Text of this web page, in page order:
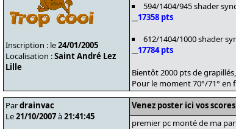
Inscription : le24/01/2005
Localisation :Saint André Lez
Lille
594/1404/945 shader
17358 pts
612/1404/1000 shader
17784 pts
Bientôt 2000 pts de
Pour le moment 70°/71° en
Pardrainvac
Le21/10/2007à21:41:45
Venez poster ici vos
premier pc monté de ma